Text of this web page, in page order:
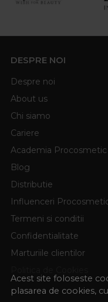
Acest site foloseste
plasarea de cookies,
DESPRE NOI
Despre noi
About us
Chi siamo
Cariere
Academia Procosmetic
Blog
Distributie
Influenceri
Termeni si conditii
Confidentialitate
Marturiile clientilor